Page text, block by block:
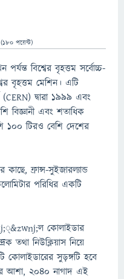
(180 পয়েন্ট)
বিশ্বের বৃহত্তম সর্বোচ্চ-
বৃহত্তম মেশিন। এটি
(CERN) দ্বারা ১৯৯৯ এবং
বিজ্ঞানী এবং শতাধিক
১০০ টিরও বেশি দেশের
কাছে, ফ্রান্স-সুইজারল্যান্ড
পরিধির একটি
কোলাইডার
তথা নিউক্লিয়াস নিয়ে
কোলাইডারের সুড়ঙ্গটি হবে
আশা, ২০৪০ নাগাদ এই